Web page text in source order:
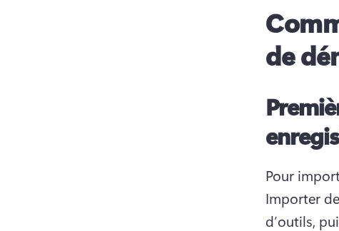
de
Pour
Importer
d’outils,